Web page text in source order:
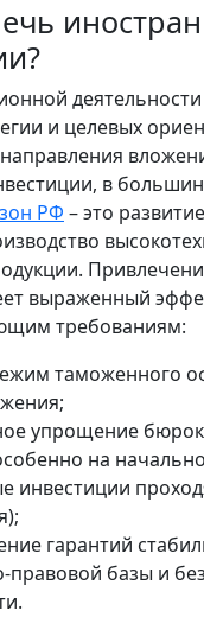
и целевых
в
РФ – это
выраженный
требованиям:
таможенного
упрощение
на
инвестиции
гарантий
правовой базы и